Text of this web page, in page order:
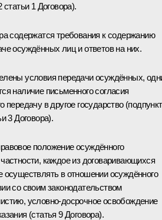
статьи 1 Договора).
содержатся требования к содержанию
осуждённых лиц и ответов на них.
условия передачи осуждённых,
наличие письменного согласия
передачу в другое государство (подпункт
3 Договора).
положение осуждённого
каждое из договаривающихся
осуществлять в отношении осуждённого
со своим законодательством
условно-досрочное освобождение
(статья 9 Договора).